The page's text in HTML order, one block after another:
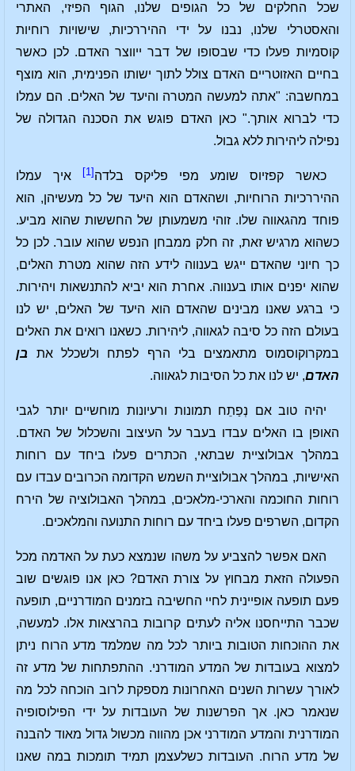
שכל החלקים של כל הגופים שלנו, הגוף הפיזי, האתרי
והאסטרלי שלנו, נבנו על ידי ההיררכיות, שישויות רוחיות
קוסמיות פעלו כדי שבסופו של דבר ייווצר האדם. לכן כאשר
בחיים האזוטריים האדם צולל לתוך ישותו הפנימית, הוא מוצף
במחשבה: "אתה למעשה המטרה והיעד של האלים. הם עמלו
כדי לברוא אותך." כאן האדם פוגש את הסכנה הגדולה של
נפילה ליהירות ללא גבול.
כאשר קפזיוס שומע מפי פליקס בלדה [1]
איך עמלו
ההיררכיות הרוחיות, ושהאדם הוא היעד של כל מעשיהן, הוא
פוחד מהגאווה שלו. זוהי משמעותן של החששות שהוא מביע.
כשהוא מרגיש זאת, זה חלק ממבחן הנפש שהוא עובר. לכן כל
כך חיוני שהאדם ייגש בענווה לידע הזה שהוא מטרת האלים,
שהוא יפנים אותו בענווה. אחרת הוא יביא להתנשאות ויהירות.
כי ברגע שאנו מבינים שהאדם הוא היעד של האלים, יש לנו
בעולם הזה כל סיבה לגאווה, ליהירות. כשאנו רואים את האלים
במקרוקוסמוס מתאמצים בלי הרף לפתח ולשכלל את בן
האדם, יש לנו את כל הסיבות לגאווה.
יהיה טוב אם נְפַתֵח תמונות ורעיונות מוחשיים יותר לגבי
האופן בו האלים עבדו בעבר על העיצוב והשכלול של האדם.
במהלך אבולוציית שבתאי, הכתרים פעלו ביחד עם רוחות
האישיות, במהלך אבולוציית השמש הקדומה הכרובים עבדו עם
רוחות החוכמה והארכי-מלאכים, במהלך האבולוציה של הירח
הקדום, השרפים פעלו ביחד עם רוחות התנועה והמלאכים.
האם אפשר להצביע על משהו שנמצא כעת על האדמה מכל
הפעולה הזאת מבחוץ על צורת האדם? כאן אנו פוגשים שוב
פעם תופעה אופיינית לחיי החשיבה בזמנים המודרניים, תופעה
שכבר התייחסנו אליה לעתים קרובות בהרצאות אלו. למעשה,
את ההוכחות הטובות ביותר לכל מה שמלמד מדע הרוח ניתן
למצוא בעובדות של המדע המודרני. ההתפתחות של מדע זה
לאורך עשרות השנים האחרונות מספקת לרוב הוכחה לכל מה
שנאמר כאן. אך הפרשנות של העובדות על ידי הפילוסופיה
המודרנית והמדע המודרני אכן מהווה מכשול גדול מאוד להבנה
של מדע הרוח. העובדות כשלעצמן תמיד תומכות במה שאנו